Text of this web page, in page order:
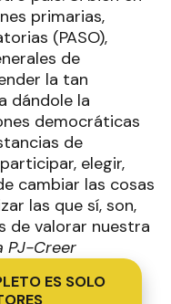
primarias,
(PASO),
de
la tan
dándole la
democráticas
de
elegir,
cambiar las cosas
las que sí, son,
de valorar nuestra
PJ-Creer
ES SOLO